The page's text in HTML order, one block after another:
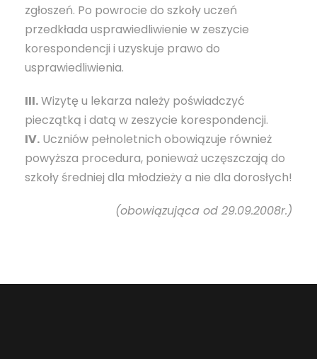
zgłoszeń. Po powrocie do szkoły uczeń
przedkłada usprawiedliwienie w zeszycie
korespondencji i uzyskuje prawo do
usprawiedliwienia.
III.Wizytę u lekarza należy poświadczyć
pieczątką i datą w zeszycie korespondencji.
IV. Uczniów pełnoletnich obowiązuje również
powyższa procedura, ponieważ uczęszczają do
szkoły średniej dla młodzieży a nie dla dorosłych!
(obowiązująca od 29.09.2008r.)